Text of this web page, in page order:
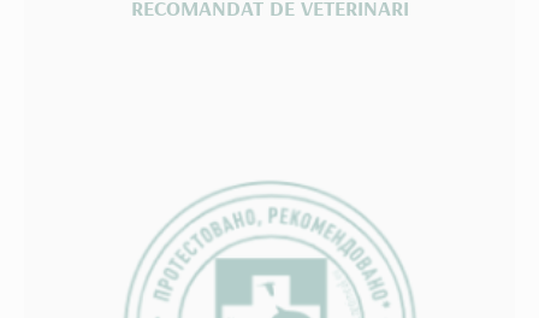
RECOMANDAT DE VETERINARI